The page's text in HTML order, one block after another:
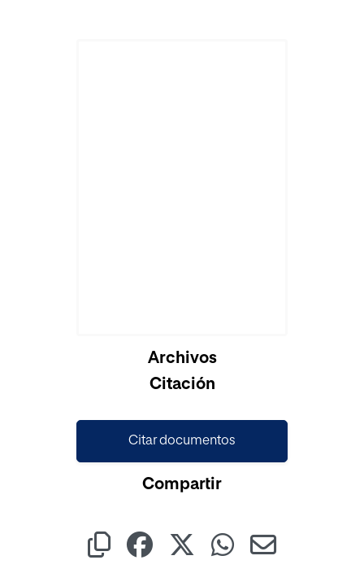
Archivos
Citación
Citar documentos
Compartir